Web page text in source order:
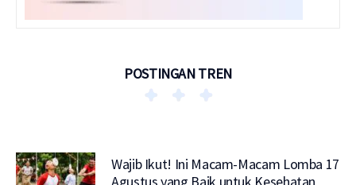
POSTINGAN TREN
Wajib Ikut! Ini Macam-Macam Lomba 17
Agustus yang Baik untuk Kesehatan